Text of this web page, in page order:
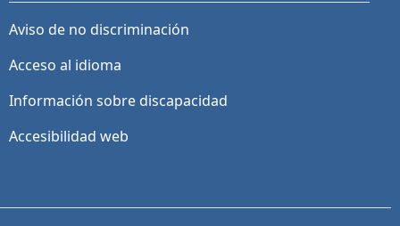
Aviso de no discriminación
Acceso al idioma
Información sobre discapacidad
Accesibilidad web